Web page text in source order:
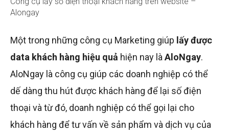
Alongay
Một trong những công cụ Marketing giúp lấy được
data khách hàng hiệu quả hiện nay là AloNgay.
AloNgay là công cụ giúp các doanh nghiệp có thể
dế dàng thu hút được khách hàng để lại số điện
thoại và từ đó, doanh nghiệp có thể gọi lại cho
khách hàng để tư vấn về sản phẩm và dịch vụ của